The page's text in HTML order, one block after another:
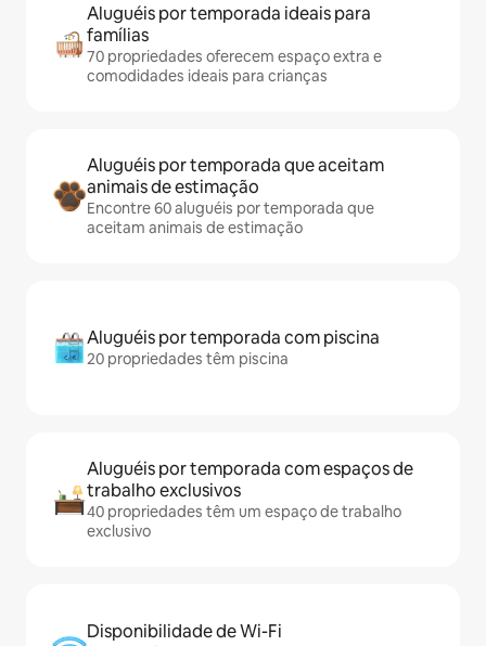
Aluguéis por temporada ideais para
famílias
70 propriedades oferecem espaço extra e
comodidades ideais para crianças
Aluguéis por temporada que aceitam
animais de estimação
Encontre 60 aluguéis por temporada que
aceitam animais de estimação
Aluguéis por temporada com piscina
20 propriedades têm piscina
Aluguéis por temporada com espaços de
trabalho exclusivos
40 propriedades têm um espaço de trabalho
exclusivo
Disponibilidade de Wi-Fi